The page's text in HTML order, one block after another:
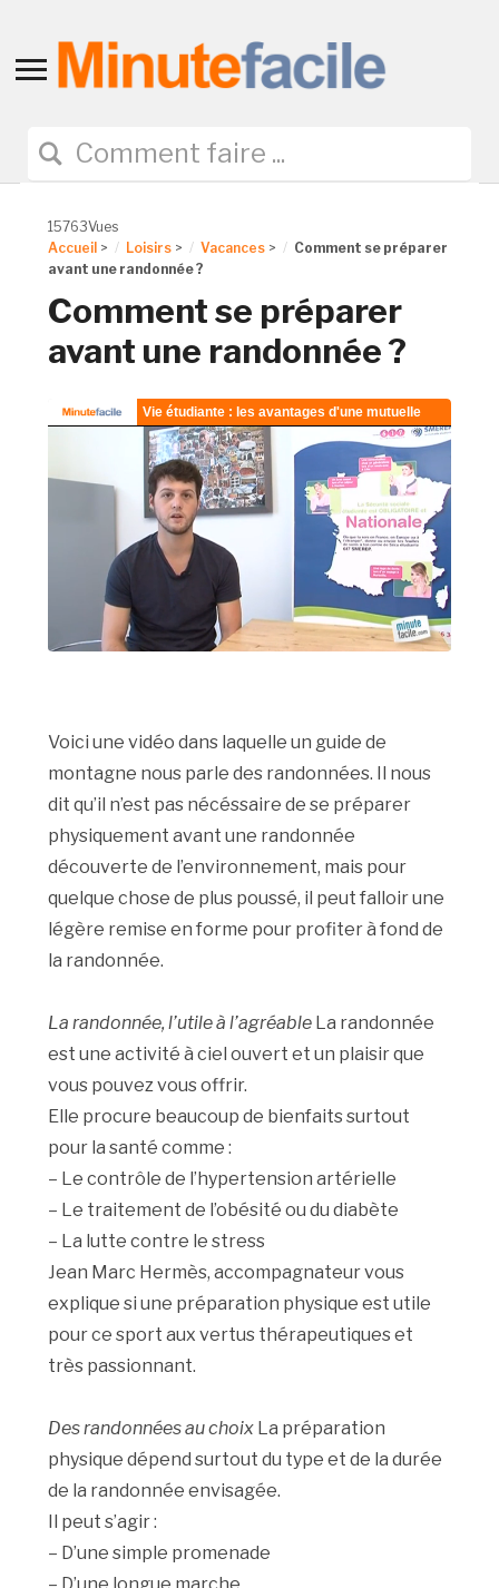
Toggle
navigation
15763Vues
Accueil > Loisirs > Vacances >
Comment se préparer
avant une randonnée ?
Comment se préparer
avant une randonnée ?
Voici une vidéo dans laquelle un guide de
montagne nous parle des randonnées. Il nous
dit qu’il n’est pas nécéssaire de se préparer
physiquement avant une randonnée
découverte de l’environnement, mais pour
quelque chose de plus poussé, il peut falloir une
légère remise en forme pour profiter à fond de
la randonnée.
La randonnée, l’utile à l’agréable La randonnée
est une activité à ciel ouvert et un plaisir que
vous pouvez vous offrir.
Elle procure beaucoup de bienfaits surtout
pour la santé comme :
– Le contrôle de l’hypertension artérielle
– Le traitement de l’obésité ou du diabète
– La lutte contre le stress
Jean Marc Hermès, accompagnateur vous
explique si une préparation physique est utile
pour ce sport aux vertus thérapeutiques et
très passionnant.
Des randonnées au choix La préparation
physique dépend surtout du type et de la durée
de la randonnée envisagée.
Il peut s’agir :
– D’une simple promenade